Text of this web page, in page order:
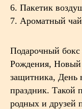
6. Пакетик
7. Ароматный чай
Подарочный
Рождения, Новый
защитника, День
праздник. Такой
родных и друзей